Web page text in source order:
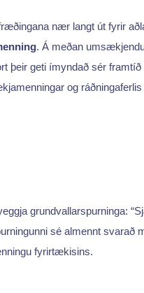
nær langt út fyrir
. Á meðan
þeir geti ímyndað sér framtíð
og ráðningaferlis
grundvallarspurninga:
sé almennt svarað
fyrirtækisins.